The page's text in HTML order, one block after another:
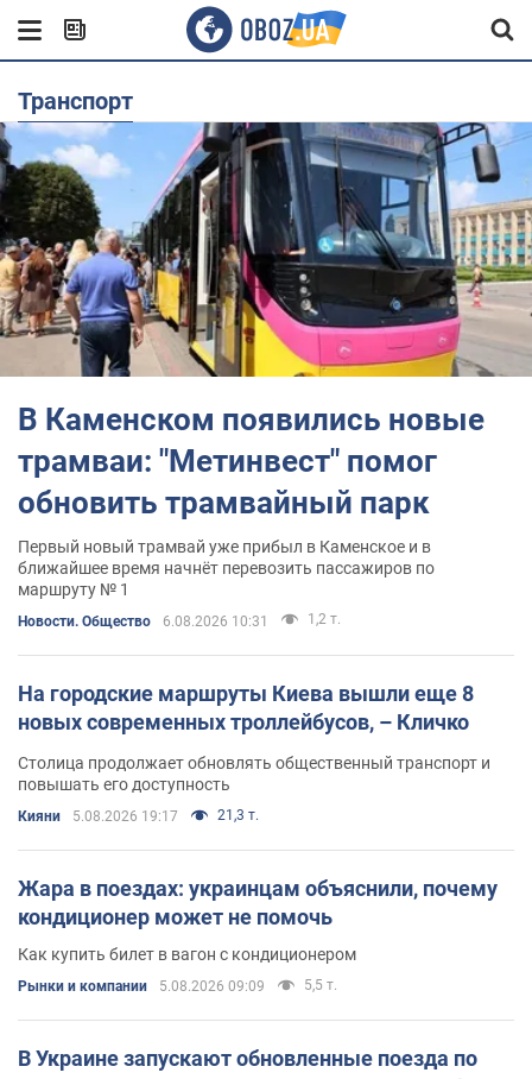
транспорт
В Каменском появились новые
трамваи: "Метинвест" помог
обновить трамвайный парк
Первый новый трамвай уже прибыл в Каменское и в
ближайшее время начнёт перевозить пассажиров по
маршруту № 1
Новости. Общество 6.08.2026 10:31 1,2 т.
На городские маршруты Киева вышли еще 8
новых современных троллейбусов, – Кличко
Столица продолжает обновлять общественный транспорт и
повышать его доступность
Кияни 5.08.2026 19:17 21,3 т.
Жара в поездах: украинцам объяснили, почему
кондиционер может не помочь
Как купить билет в вагон с кондиционером
Рынки и компании 5.08.2026 09:09 5,5 т.
В Украине запускают обновленные поезда по